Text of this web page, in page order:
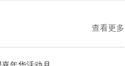
查看更多